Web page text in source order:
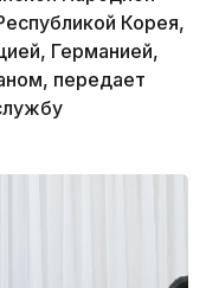
Корея,
Германией,
передает